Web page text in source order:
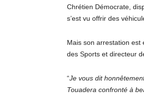
Chrétien Démocrate,
s’est vu offrir des
Mais son arrestation est
des Sports et directeur
“Je vous dit
Touadera confronté à